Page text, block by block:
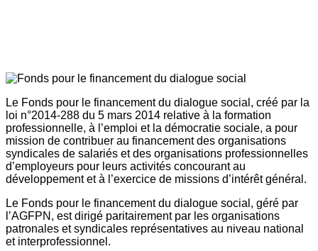
Le Fonds pour le financement du dialogue social, créé par la
loi n°2014-288 du 5 mars 2014 relative à la formation
professionnelle, à l’emploi et la démocratie sociale, a pour
mission de contribuer au financement des organisations
syndicales de salariés et des organisations professionnelles
d’employeurs pour leurs activités concourant au
développement et à l’exercice de missions d’intérêt général.
Le Fonds pour le financement du dialogue social, géré par
l’AGFPN, est dirigé paritairement par les organisations
patronales et syndicales représentatives au niveau national
et interprofessionnel.